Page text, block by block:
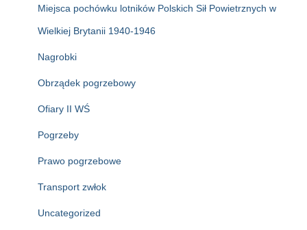
Miejsca pochówku lotników Polskich Sił Powietrznych w
Wielkiej Brytanii 1940-1946
Nagrobki
Obrządek pogrzebowy
Ofiary II WŚ
Pogrzeby
Prawo pogrzebowe
Transport zwłok
Uncategorized